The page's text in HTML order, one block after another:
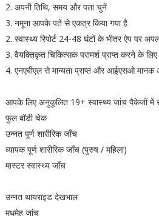
2. अपनी तिथि, समय और पता चुनें
3. नमूना आपके पते से एकत्र किया गया है
2. स्वास्थ्य रिपोर्ट 24-48 घंटों के भीतर ऐप पर
3. वैयक्तिकृत चिकित्सक परामर्श प्राप्त करने के
4. एनएबीएल से मान्यता प्राप्त और आईएसओ मानक
आपके लिए अनुकूलित 19+ स्वास्थ्य जांच पैकेजों में
फुल बॉडी चेक
उन्नत पूर्ण शारीरिक जाँच
व्यापक पूर्ण शारीरिक जाँच (पुरुष / महिला)
मास्टर स्वास्थ्य जाँच
उन्नत थायराइड देखभाल
मधुमेह जांच